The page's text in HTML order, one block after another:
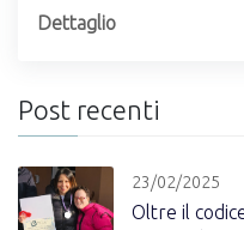
Dettaglio
Post recenti
23/02/2025
Oltre il